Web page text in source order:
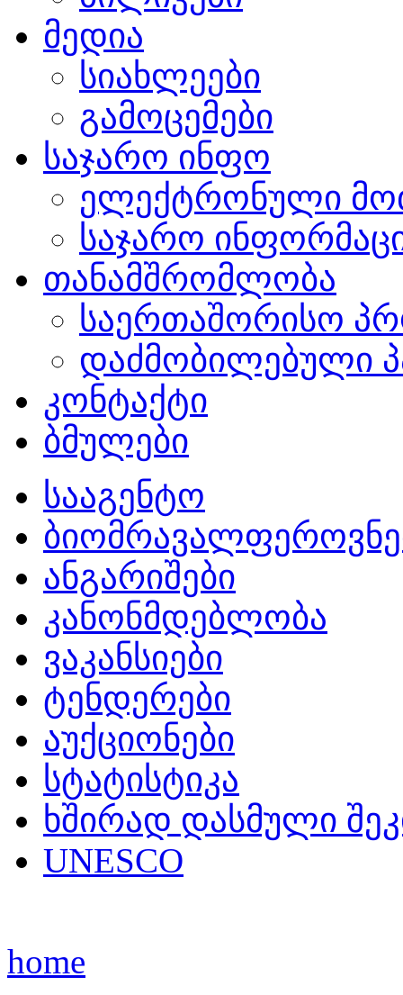
მედია
სიახლეები
გამოცემები
საჯარო ინფო
ელექტრონული
საჯარო
თანამშრომლობა
საერთაშორისო
დაძმობილებული
კონტაქტი
ბმულები
სააგენტო
ანგარიშები
კანონმდებლობა
ვაკანსიები
ტენდერები
აუქციონები
სტატისტიკა
ხშირად დასმული
UNESCO
home